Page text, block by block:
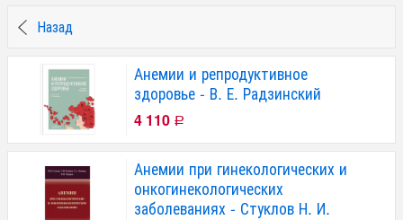
Назад
Анемии и репродуктивное
здоровье - В. Е. Радзинский
4 110 Р
Анемии при гинекологических и
онкогинекологических
заболеваниях - Стуклов Н. И.